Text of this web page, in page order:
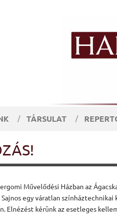
TÁRSULAT
Művelődési Házban az
egy váratlan
Elnézést kérünk az esetleges